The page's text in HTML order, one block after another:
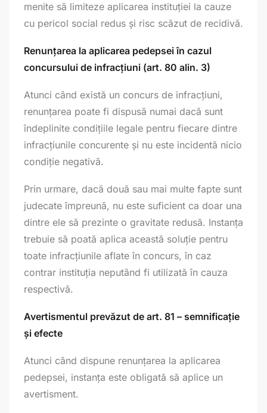
menite să limiteze aplicarea instituției la cauze
cu pericol social redus și risc scăzut de recidivă.
Renunțarea la aplicarea pedepsei în cazul
concursului de infracțiuni (art. 80 alin. 3)
Atunci când există un concurs de infracțiuni,
renunțarea poate fi dispusă numai dacă sunt
îndeplinite condițiile legale pentru fiecare dintre
infracțiunile concurente și nu este incidentă nicio
condiție negativă.
Prin urmare, dacă două sau mai multe fapte sunt
judecate împreună, nu este suficient ca doar una
dintre ele să prezinte o gravitate redusă. Instanța
trebuie să poată aplica această soluție pentru
toate infracțiunile aflate în concurs, în caz
contrar instituția neputând fi utilizată în cauza
respectivă.
Avertismentul prevăzut de art. 81 – semnificație
și efecte
Atunci când dispune renunțarea la aplicarea
pedepsei, instanța este obligată să aplice un
avertisment.